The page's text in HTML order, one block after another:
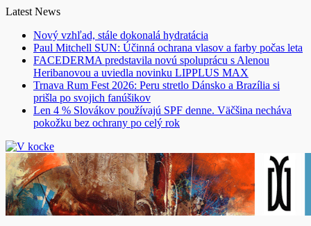
Skip
content
Latest News
Nový vzhľad, stále dokonalá hydratácia
Paul Mitchell SUN: Účinná ochrana vlasov a farby počas leta
FACEDERMA predstavila novú spoluprácu s Alenou
Heribanovou a uviedla novinku LIPPLUS MAX
Trnava Rum Fest 2026: Peru stretlo Dánsko a Brazília si
prišla po svojich fanúšikov
Len 4 % Slovákov používajú SPF denne. Väčšina necháva
pokožku bez ochrany po celý rok